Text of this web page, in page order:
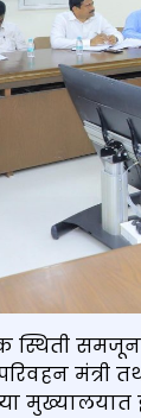
स्थिती समजून
मंत्री
मुख्यालयात